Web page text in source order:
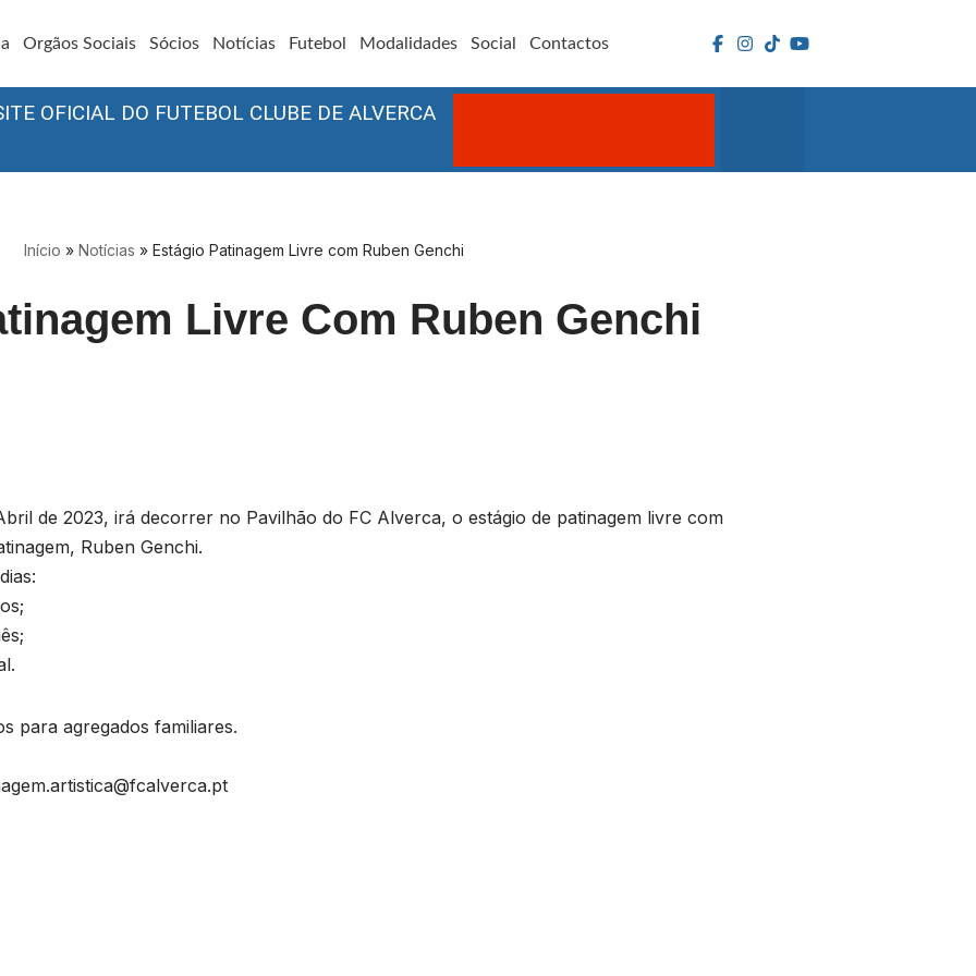
Orgãos Sociais Sócios Notícias Futebol Modalidades Social Contactos
OFICIAL DO FUTEBOL CLUBE DE ALVERCA
Início » Notícias » Estágio Patinagem Livre com Ruben Genchi
Livre Com Ruben Genchi
de 2023, irá decorrer no Pavilhão do FC Alverca, o estágio de patinagem livre com
Ruben Genchi.
para agregados familiares.